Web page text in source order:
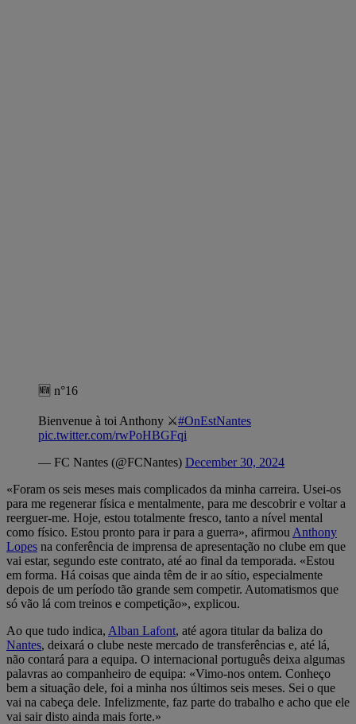
🆕 n°16
Bienvenue à toi Anthony ⚔️#OnEstNantes
pic.twitter.com/rwPoHBGFqi
— FC Nantes (@FCNantes) December 30, 2024
«Foram os seis meses mais complicados da minha carreira. Usei-os
para me regenerar física e mentalmente, para me descobrir e voltar a
reerguer-me. Hoje, estou totalmente fresco, tanto a nível mental
como físico. Estou pronto para ir para a guerra», afirmou Anthony
Lopes na conferência de imprensa de apresentação no clube em que
vai estar, segundo este contrato, até ao final da temporada. «Estou
em forma. Há coisas que ainda têm de ir ao sítio, especialmente
depois de um período tão grande sem competir. Automatismos que
só vão lá com treinos e competição», explicou.
Ao que tudo indica, Alban Lafont, até agora titular da baliza do
Nantes, deixará o clube neste mercado de transferências e, até lá,
não contará para a equipa. O internacional português deixa algumas
palavras ao companheiro de equipa: «Vimo-nos ontem. Conheço
bem a situação dele, foi a minha nos últimos seis meses. Sei o que
vai na cabeça dele. Infelizmente, faz parte do trabalho e acho que ele
vai sair disto ainda mais forte.»